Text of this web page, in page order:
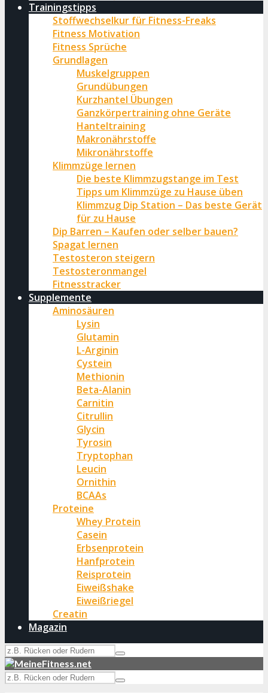
Trainingstipps
Stoffwechselkur für Fitness-Freaks
Fitness Motivation
Fitness Sprüche
Grundlagen
Muskelgruppen
Grundübungen
Kurzhantel Übungen
Ganzkörpertraining ohne Geräte
Hanteltraining
Makronährstoffe
Mikronährstoffe
Klimmzüge lernen
Die beste Klimmzugstange im Test
Tipps um Klimmzüge zu Hause üben
Klimmzug Dip Station – Das beste Gerät
für zu Hause
Dip Barren – Kaufen oder selber bauen?
Spagat lernen
Testosteron steigern
Testosteronmangel
Fitnesstracker
Supplemente
Aminosäuren
Lysin
Glutamin
L-Arginin
Cystein
Methionin
Beta-Alanin
Carnitin
Citrullin
Glycin
Tyrosin
Tryptophan
Leucin
Ornithin
BCAAs
Proteine
Whey Protein
Casein
Erbsenprotein
Hanfprotein
Reisprotein
Eiweißshake
Eiweißriegel
Creatin
Magazin